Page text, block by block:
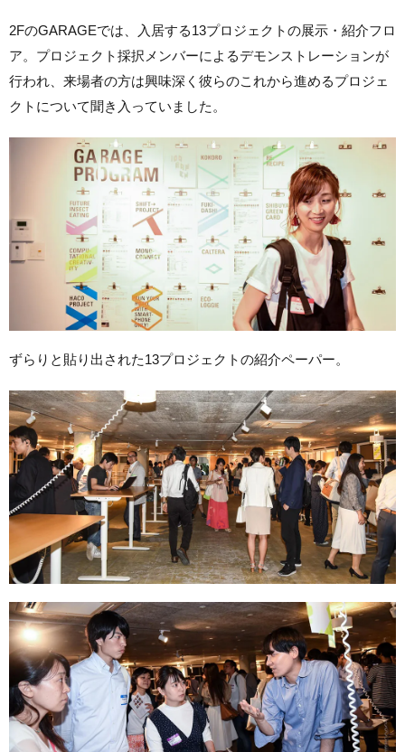
2FのGARAGEでは、入居する13プロジェクトの展示・紹介フロ
ア。プロジェクト採択メンバーによるデモンストレーションが
行われ、来場者の方は興味深く彼らのこれから進めるプロジェ
クトについて聞き入っていました。
ずらりと貼り出された13プロジェクトの紹介ペーパー。